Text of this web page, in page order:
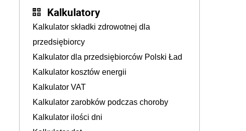
Kalkulatory
Kalkulator składki zdrowotnej dla
przedsiębiorcy
Kalkulator dla przedsiębiorców Polski Ład
Kalkulator kosztów energii
Kalkulator VAT
Kalkulator zarobków podczas choroby
Kalkulator ilości dni